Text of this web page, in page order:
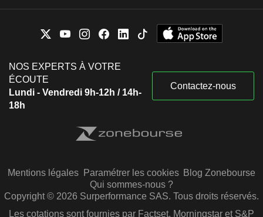
NOS EXPERTS À VOTRE
ÉCOUTE
Lundi - Vendredi 9h-12h / 14h-
18h
Contactez-nous
Mentions légales Paramétrer les cookies Blog Zonebourse
Qui sommes-nous ?
Copyright © 2026 Surperformance SAS. Tous droits réservés.
Les cotations sont fournies par Factset, Morningstar et S&P